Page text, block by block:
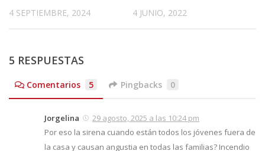
4 SEPTIEMBRE, 2024 4 JUNIO, 2022
5 RESPUESTAS
Comentarios 5 Pingbacks 0
Jorgelina
29 agosto, 2025 a las 10:24 pm
Por eso la sirena cuando están todos los jóvenes fuera de
la casa y causan angustia en todas las familias? Incendio